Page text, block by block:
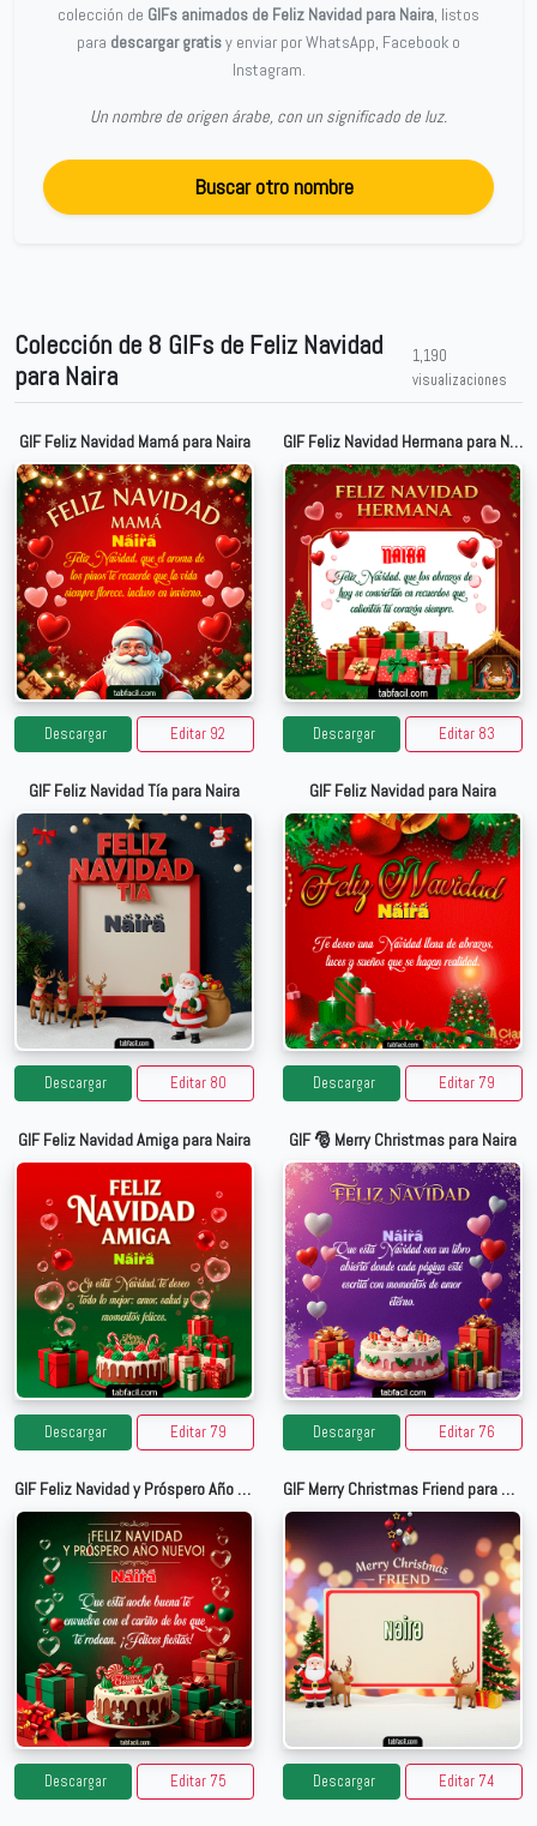
colección de GIFs animados de Feliz Navidad para Naira, listos
para descargar gratisy enviar por WhatsApp, Facebook o
Instagram.
Un nombre de origen árabe, con un significado de luz.
Buscar otro nombre
Colección de 8 GIFs de Feliz Navidad
para Naira
1,190
visualizaciones
GIF Feliz Navidad Mamá para Naira
Descargar Editar 92
GIF Feliz Navidad Hermana para Naira
Descargar Editar 83
GIF Feliz Navidad Tía para Naira
Descargar Editar 80
GIF Feliz Navidad para Naira
Descargar Editar 79
GIF Feliz Navidad Amiga para Naira
Descargar Editar 79
GIF 🎅 Merry Christmas para Naira
Descargar Editar 76
GIF Feliz Navidad y Próspero Año Nuevo para Naira
Descargar Editar 75
GIF Merry Christmas Friend para Naira
Descargar Editar 74